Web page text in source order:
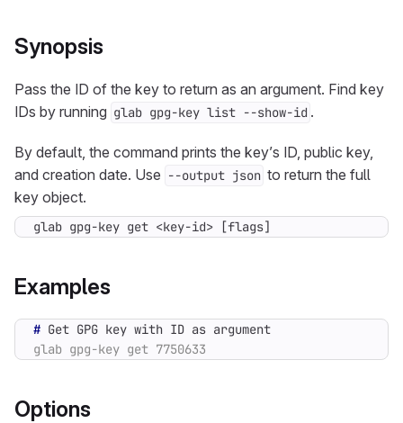
Synopsis
Pass the ID of the key to return as an argument. Find key
IDs by running glab gpg-key list --show-id .
By default, the command prints the key’s ID, public key,
and creation date. Use --output json to return the full
key object.
glab gpg-key get <key-id> [flags]
Examples
#
Options